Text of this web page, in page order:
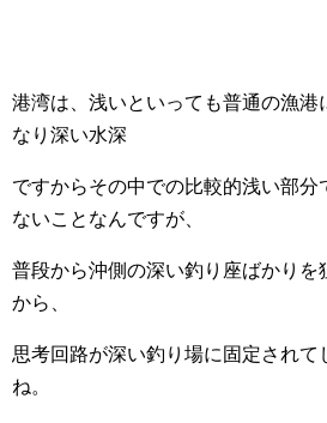
港湾は、浅いといっても普通の漁港
なり深い水深
ですからその中での比較的浅い部分
ないことなんですが、
普段から沖側の深い釣り座ばかりを
から、
思考回路が深い釣り場に固定されて
ね。